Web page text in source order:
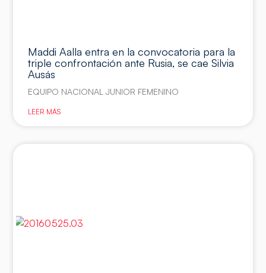
Maddi Aalla entra en la convocatoria para la
triple confrontación ante Rusia, se cae Silvia
Ausás
EQUIPO NACIONAL JUNIOR FEMENINO
LEER MÁS